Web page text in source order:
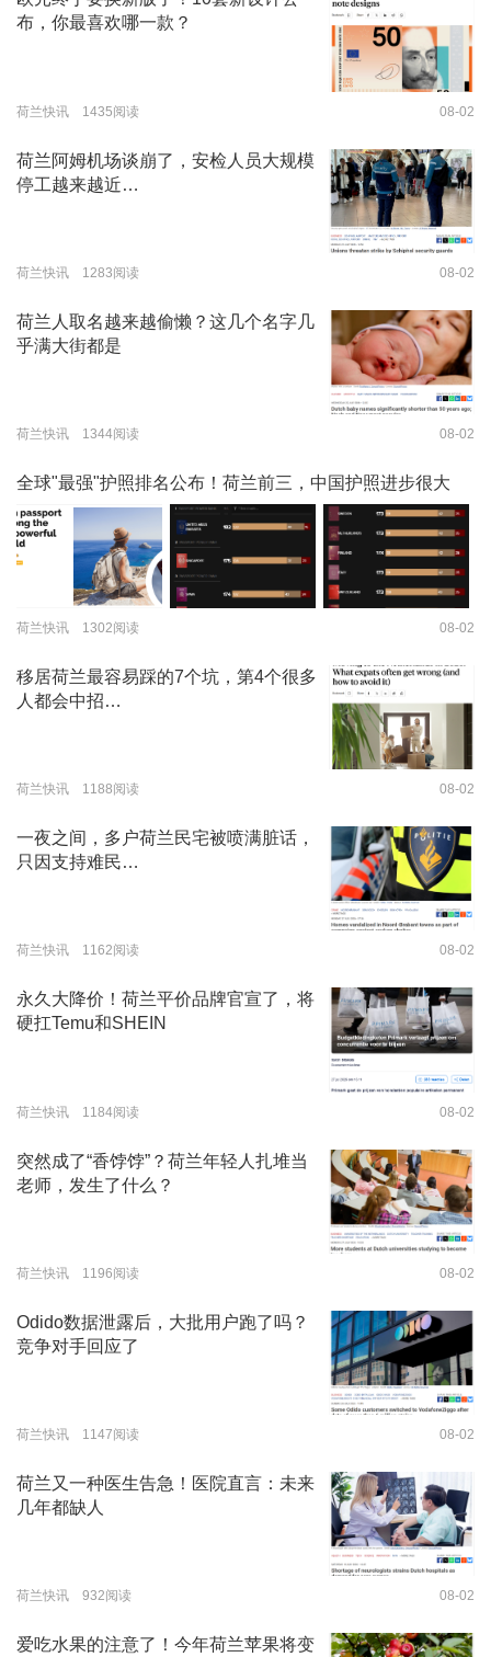
布，你最喜欢哪一款？
荷兰快讯 1435阅读 08-02
荷兰阿姆机场谈崩了，安检人员大规模
停工越来越近…
荷兰快讯 1283阅读 08-02
荷兰人取名越来越偷懒？这几个名字几
乎满大街都是
荷兰快讯 1344阅读 08-02
全球"最强"护照排名公布！荷兰前三，中国护照进步很大
荷兰快讯 1302阅读 08-02
移居荷兰最容易踩的7个坑，第4个很多
人都会中招…
荷兰快讯 1188阅读 08-02
一夜之间，多户荷兰民宅被喷满脏话，
只因支持难民…
荷兰快讯 1162阅读 08-02
永久大降价！荷兰平价品牌官宣了，将
硬扛Temu和SHEIN
荷兰快讯 1184阅读 08-02
突然成了“香饽饽”？荷兰年轻人扎堆当
老师，发生了什么？
荷兰快讯 1196阅读 08-02
Odido数据泄露后，大批用户跑了吗？
竞争对手回应了
荷兰快讯 1147阅读 08-02
荷兰又一种医生告急！医院直言：未来
几年都缺人
荷兰快讯 932阅读 08-02
爱吃水果的注意了！今年荷兰苹果将变